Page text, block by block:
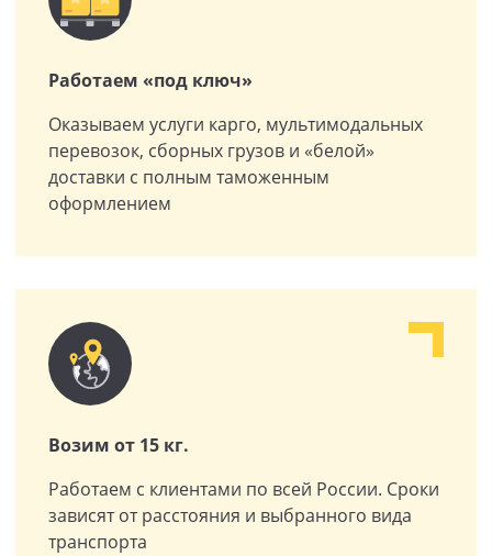
Работаем «под ключ»
Оказываем услуги карго, мультимодальных
перевозок, сборных грузов и «белой»
доставки с полным таможенным
оформлением
Возим от 15 кг.
Работаем с клиентами по всей России. Сроки
зависят от расстояния и выбранного вида
транспорта